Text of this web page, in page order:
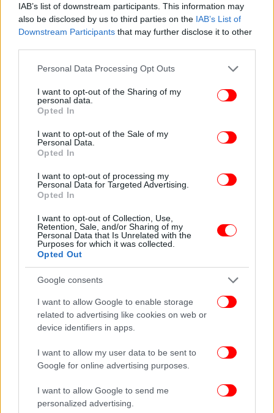
IAB’s list of downstream participants. This information may
also be disclosed by us to third parties on the IAB’s List of
Downstream Participants that may further disclose it to other
Please note that this website/app uses one or more Google
not limited to your visit or usage behaviour. You may click to
grant or deny consent to Google and its third-party tags to
use your data for below specified purposes in below Google
consent section.
Personal Data Processing Opt Outs
I want to opt-out of the Sharing of my
personal data.
Opted In
I want to opt-out of the Sale of my
Personal Data.
Opted In
I want to opt-out of processing my
Personal Data for Targeted Advertising.
Opted In
I want to opt-out of Collection, Use,
Retention, Sale, and/or Sharing of my
Personal Data that Is Unrelated with the
Purposes for which it was collected.
Opted Out
Google consents
I want to allow Google to enable storage
related to advertising like cookies on web or
device identifiers in apps.
I want to allow my user data to be sent to
Google for online advertising purposes.
I want to allow Google to send me
personalized advertising.
πρακτικές